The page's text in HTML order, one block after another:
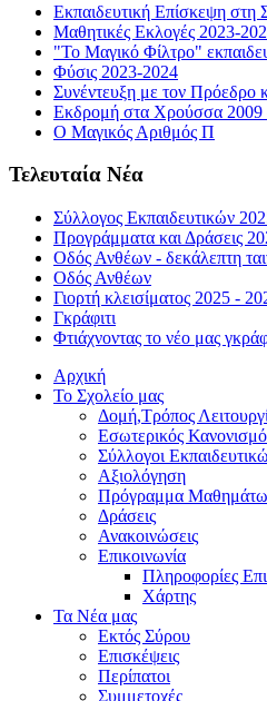
Εκπαιδευτική Επίσκεψη στη
Μαθητικές Εκλογές 2023-
"Το Μαγικό Φίλτρο"
Φύσις 2023-2024
Συνέντευξη με τον Πρόεδρο
Εκδρομή στα Χρούσσα 2009
Ο Μαγικός Αριθμός Π
Τελευταία Νέα
Σύλλογος Εκπαιδευτικών
Προγράμματα και Δράσεις
Οδός Ανθέων - δεκάλεπτη
Οδός Ανθέων
Γιορτή κλεισίματος 2025 -
Γκράφιτι
Φτιάχνοντας το νέο μας
Αρχική
Το Σχολείο μας
Δομή,Τρόπος
Εσωτερικός
Σύλλογοι
Αξιολόγηση
Πρόγραμμα
Δράσεις
Ανακοινώσεις
Επικοινωνία
Πληροφορίες
Χάρτης
Τα Νέα μας
Εκτός Σύρου
Επισκέψεις
Περίπατοι
Συμμετοχές